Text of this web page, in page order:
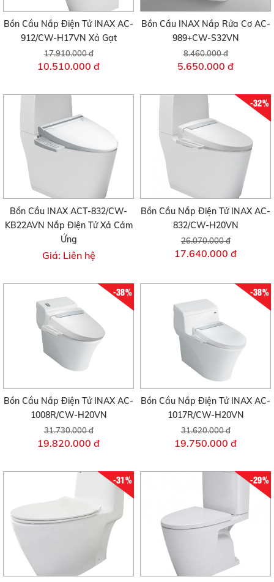
Bồn Cầu Nắp Điện Tử INAX AC-
912/CW-H17VN Xả Gạt
17.910.000 đ
10.510.000 đ
Bồn Cầu INAX Nắp Rửa Cơ AC-
989+CW-S32VN
8.460.000 đ
5.650.000 đ
Bồn Cầu INAX ACT-832/CW-
KB22AVN Nắp Điện Tử Xả Cảm
Ứng
Giá: Liên hệ
-32%
Bồn Cầu Nắp Điện Tử INAX AC-
832/CW-H20VN
26.070.000 đ
17.640.000 đ
-38%
Bồn Cầu Nắp Điện Tử INAX AC-
1008R/CW-H20VN
31.730.000 đ
19.820.000 đ
-38%
Bồn Cầu Nắp Điện Tử INAX AC-
1017R/CW-H20VN
31.620.000 đ
19.750.000 đ
-31% -29%